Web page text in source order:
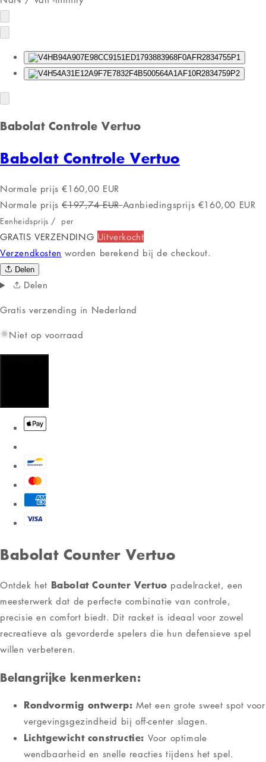
Babolat Controle Vertuo
Babolat Controle Vertuo
Normale prijs €160,00 EUR
Normale prijs €197,74 EURAanbiedingsprijs €160,00 EUR
Eenheidsprijs / per
GRATIS VERZENDING Uitverkocht
Verzendkosten worden berekend bij de checkout.
Delen
Delen
Gratis verzending in Nederland
Niet op voorraad
Babolat Counter Vertuo
Ontdek het Babolat Counter Vertuo padelracket, een
meesterwerk dat de perfecte combinatie van controle,
precisie en comfort biedt. Dit racket is ideaal voor zowel
recreatieve als gevorderde spelers die hun defensieve spel
willen verbeteren.
Belangrijke kenmerken:
Rondvormig ontwerp: Met een grote sweet spot voor
vergevingsgezindheid bij off-center slagen.
Lichtgewicht constructie: Voor optimale
wendbaarheid en snelle reacties tijdens het spel.